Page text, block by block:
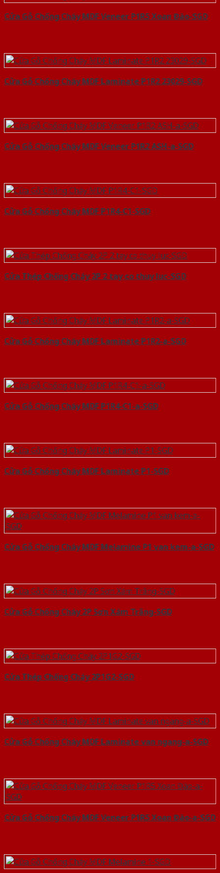
Cửa Gỗ Chống Cháy MDF Veneer P1R5 Xoan Đào-SGD
Cửa Gỗ Chống Cháy MDF Laminate P1R2 23029-SGD
Cửa Gỗ Chống Cháy MDF Veneer P1R2 ASH-a-SGD
Cửa Gỗ Chống Cháy MDF P1R4-C1-SGD
Cửa Thép Chống Cháy 2P 2 tay co thuy luc-SGD
Cửa Gỗ Chống Cháy MDF Laminate P1R2-a-SGD
Cửa Gỗ Chống Cháy MDF P1R4-C1-a-SGD
Cửa Gỗ Chống Cháy MDF Laminate P1-SGD
Cửa Gỗ Chống Cháy MDF Melamine P1 van kem-a-SGD
Cửa Gỗ Chống Cháy 2P Sơn Xám Trắng-SGD
Cửa Thép Chống Cháy 2P1G2-SGD
Cửa Gỗ Chống Cháy MDF Laminate van ngang-a-SGD
Cửa Gỗ Chống Cháy MDF Veneer P1R5 Xoan Đào-a-SGD